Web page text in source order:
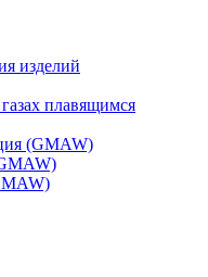
изделий
плавящимся
(GMAW)